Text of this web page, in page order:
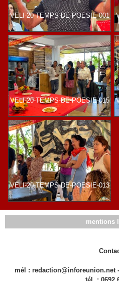
VELI-20-TEMPS-DE-POESIE-001
VELI-20-TEMPS-DE-POESIE-015
VELI-20-TEMPS-DE-POESIE-013
mentions
mél : redaction@inforeunion.net